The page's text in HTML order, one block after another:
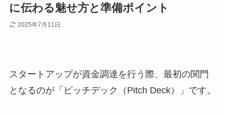
に伝わる魅せ方と準備ポイント
2025年7月11日
スタートアップが資金調達を行う際、最初の関門
となるのが「ピッチデック（Pitch Deck）」です。